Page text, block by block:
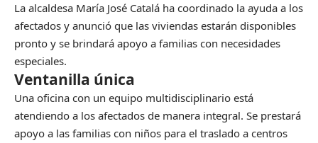
La alcaldesa María José Catalá ha coordinado la ayuda a los
afectados y anunció que las viviendas estarán disponibles
pronto y se brindará apoyo a familias con necesidades
especiales.
Ventanilla única
Una oficina con un equipo multidisciplinario está
atendiendo a los afectados de manera integral. Se prestará
apoyo a las familias con niños para el traslado a centros